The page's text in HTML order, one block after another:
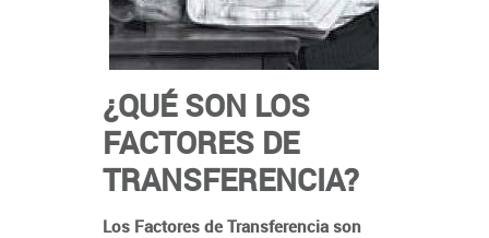
¿QUÉ SON LOS
FACTORES DE
TRANSFERENCIA?
Los Factores de Transferencia son